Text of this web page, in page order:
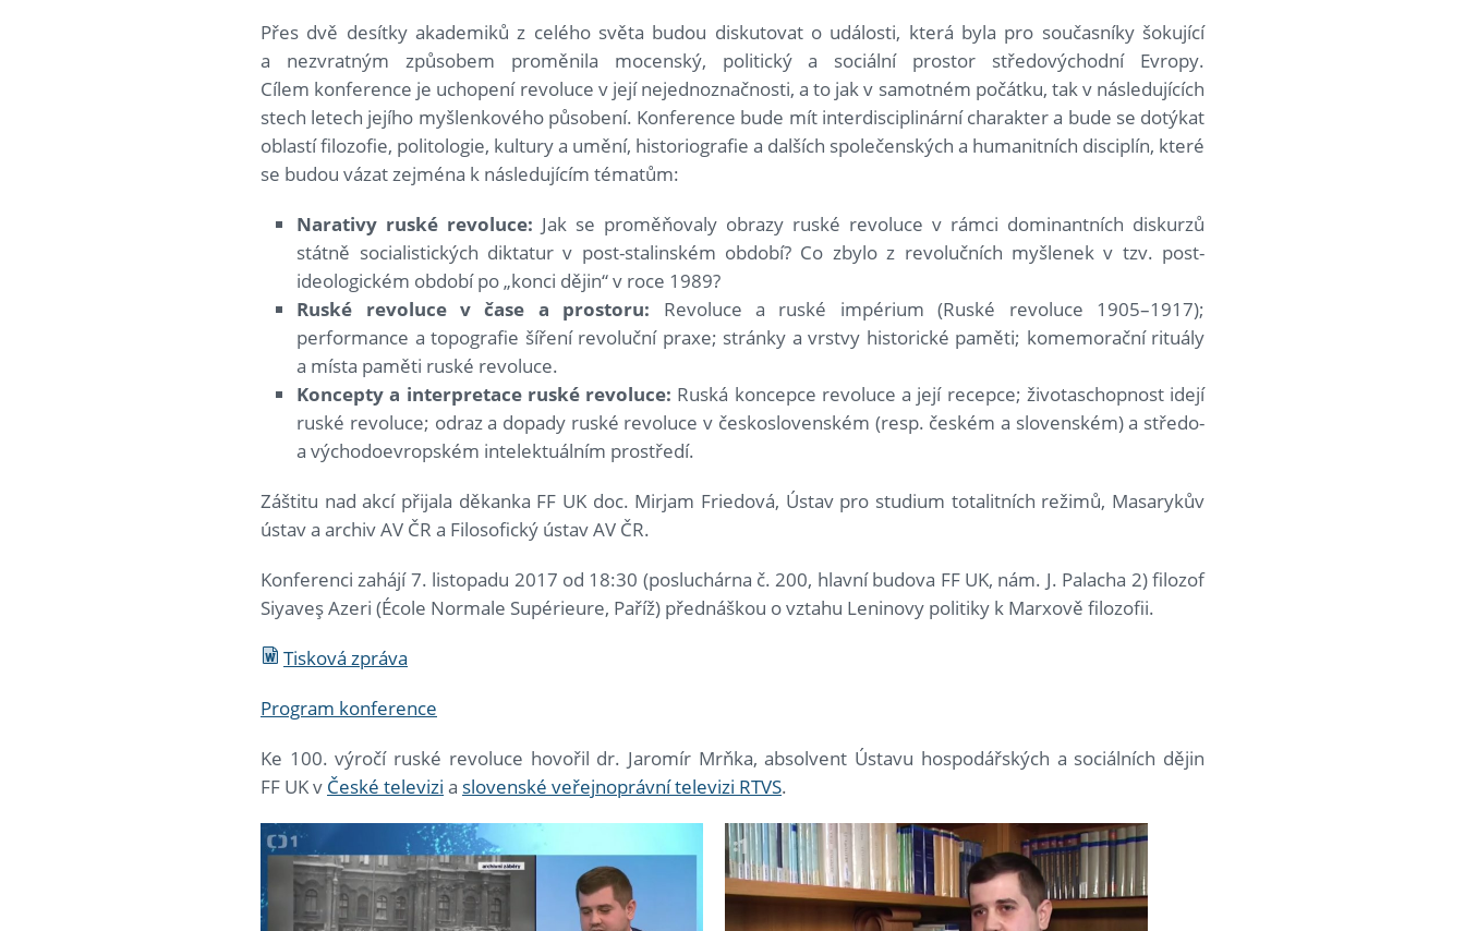
Přes dvě desítky akademiků z celého světa budou diskutovat o události, která byla pro současníky šokující
a nezvratným způsobem proměnila mocenský, politický a sociální prostor středovýchodní Evropy.
Cílem konference je uchopení revoluce v její nejednoznačnosti, a to jak v samotném počátku, tak v následujících
stech letech jejího myšlenkového působení. Konference bude mít interdisciplinární charakter a bude se dotýkat
oblastí filozofie, politologie, kultury a umění, historiografie a dalších společenských a humanitních disciplín, které
se budou vázat zejména k následujícím tématům:
Narativy ruské revoluce: Jak se proměňovaly obrazy ruské revoluce v rámci dominantních diskurzů
státně socialistických diktatur v post-stalinském období? Co zbylo z revolučních myšlenek v tzv. post-
ideologickém období po „konci dějin“ v roce 1989?
Ruské revoluce v čase a prostoru: Revoluce a ruské impérium (Ruské revoluce 1905–1917);
performance a topografie šíření revoluční praxe; stránky a vrstvy historické paměti; komemorační rituály
a místa paměti ruské revoluce.
Koncepty a interpretace ruské revoluce: Ruská koncepce revoluce a její recepce; životaschopnost idejí
ruské revoluce; odraz a dopady ruské revoluce v československém (resp. českém a slovenském) a středo-
a východoevropském intelektuálním prostředí.
Záštitu nad akcí přijala děkanka FF UK doc. Mirjam Friedová, Ústav pro studium totalitních režimů, Masarykův
ústav a archiv AV ČR a Filosofický ústav AV ČR.
Konferenci zahájí 7. listopadu 2017 od 18:30 (posluchárna č. 200, hlavní budova FF UK, nám. J. Palacha 2) filozof
Siyaveş Azeri (École Normale Supérieure, Paříž) přednáškou o vztahu Leninovy politiky k Marxově filozofii.
Tisková zpráva
Program konference
Ke 100. výročí ruské revoluce hovořil dr. Jaromír Mrňka, absolvent Ústavu hospodářských a sociálních dějin
FF UK v České televizi a slovenské veřejnoprávní televizi RTVS.